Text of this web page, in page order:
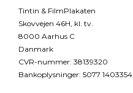
Tintin & FilmPlakaten
Skovvejen 46H, kl. tv.
8000 Aarhus C
Danmark
CVR-nummer: 38139320
Bankoplysninger: 5077 1403354